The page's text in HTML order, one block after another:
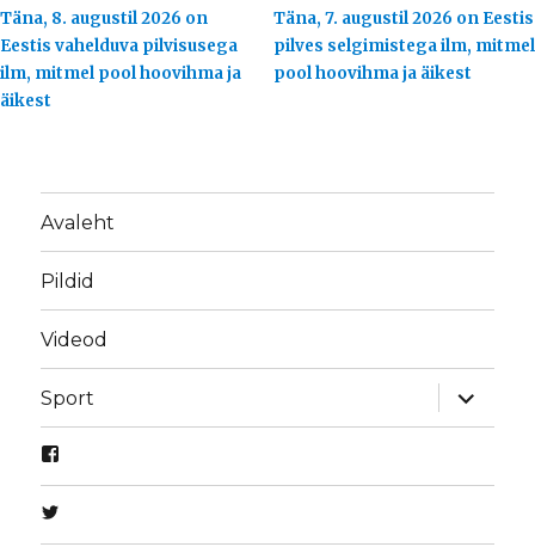
Täna, 8. augustil 2026 on
Eestis vahelduva pilvisusega
ilm, mitmel pool hoovihma ja
äikest
Täna, 7. augustil 2026 on Eestis
pilves selgimistega ilm, mitmel
pool hoovihma ja äikest
Avaleht
Pildid
Videod
Sport
laienda